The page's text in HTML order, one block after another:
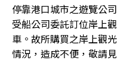
停靠港口城市之遊覽公
受船公司委託訂位岸上
車。故所購買之岸上觀
情況，造成不便，敬請見